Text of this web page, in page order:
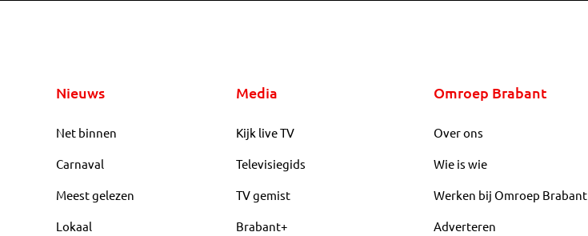
Nieuws
Net binnen
Carnaval
Meest gelezen
Lokaal
Media
Kijk live TV
Televisiegids
TV gemist
Brabant+
Omroep Brabant
Over ons
Wie is wie
Werken bij Omroep Brabant
Adverteren